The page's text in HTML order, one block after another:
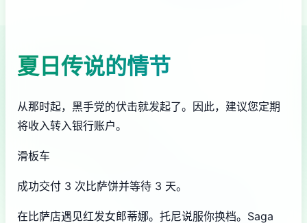
夏日传说的情节
从那时起，黑手党的伏击就发起了。因此，建议您定期
将收入转入银行账户。
滑板车
成功交付 3 次比萨饼并等待 3 天。
在比萨店遇见红发女郎蒂娜。托尼说服你换档。Saga